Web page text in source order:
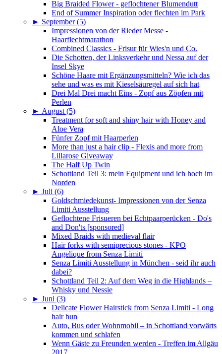
Big Braided Flower - geflochtener Blumendutt
End of Summer Inspiration oder flechten im Park
► September (5)
Impressionen von der Rieder Messe -
Haarflechtmarathon
Combined Classics - Frisur für Wies'n und Co.
Die Schotten, der Linksverkehr und Nessa auf der
Insel Skye
Schöne Haare mit Ergänzungsmitteln? Wie ich das
sehe und was es mit Kieselsäuregel auf sich hat
Drei Mal Drei macht Eins - Zopf aus Zöpfen mit
Perlen
► August (5)
Treatment for soft and shiny hair with Honey and
Aloe Vera
Fünfer Zopf mit Haarperlen
More than just a hair clip - Flexis and more from
Lillarose Giveaway
The Half Up Twin
Schottland Teil 3: mein Equipment und ich hoch im
Norden
► Juli (6)
Goldschmiedekunst- Impressionen von der Senza
Limiti Ausstellung
Geflochtene Frisueren bei Echtpaarperücken - Do's
and Don'ts [sponsored]
Mixed Braids with medieval flair
Hair forks with semiprecious stones - KPO
Angelique from Senza Limiti
Senza Limiti Ausstellung in München - seid ihr auch
dabei?
Schottland Teil 2: Auf dem Weg in die Highlands –
Whisky und Nessie
► Juni (3)
Delicate Flower Hairstick from Senza Limiti - Long
hair bun
Auto, Bus oder Wohnmobil – in Schottland vorwärts
kommen und schlafen
Wenn Gäste zu Freunden werden - Treffen im Allgäu